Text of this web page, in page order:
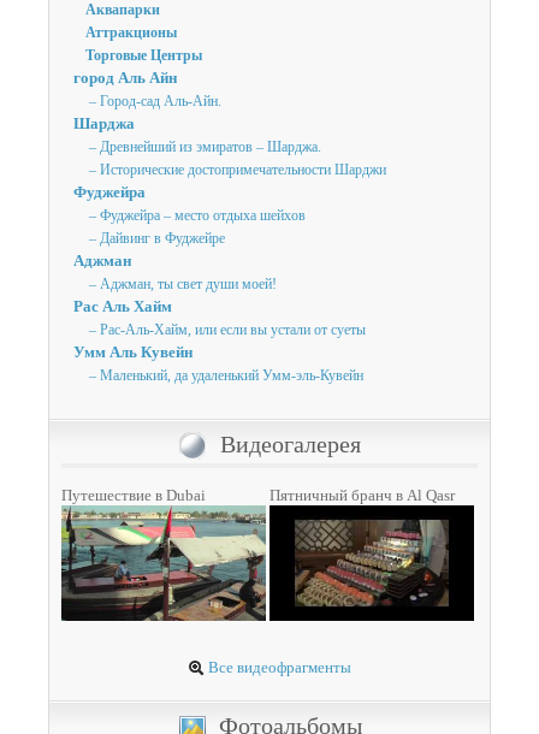
Аквапарки
Аттракционы
Торговые Центры
город Аль Айн
– Город-сад Аль-Айн.
Шарджа
– Древнейший из эмиратов – Шарджа.
– Исторические достопримечательности Шарджи
Фуджейра
– Фуджейра – место отдыха шейхов
– Дайвинг в Фуджейре
Аджман
– Аджман, ты свет души моей!
Рас Аль Хайм
– Рас-Аль-Хайм, или если вы устали от суеты
Умм Аль Кувейн
– Маленький, да удаленький Умм-эль-Кувейн
Видеогалерея
Путешествие в Dubai Пятничный бранч в Al Qasr
Все видеофрагменты
Фотоальбомы